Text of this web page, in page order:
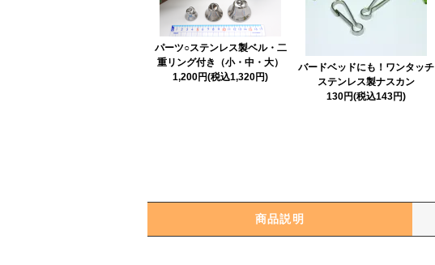
パーツ○ステンレス製ベル・二
重リング付き（小・中・大）
1,200円(税込1,320円)
バードベッドにも！ワンタッチ
ステンレス製ナスカン
130円(税込143円)
商品説明